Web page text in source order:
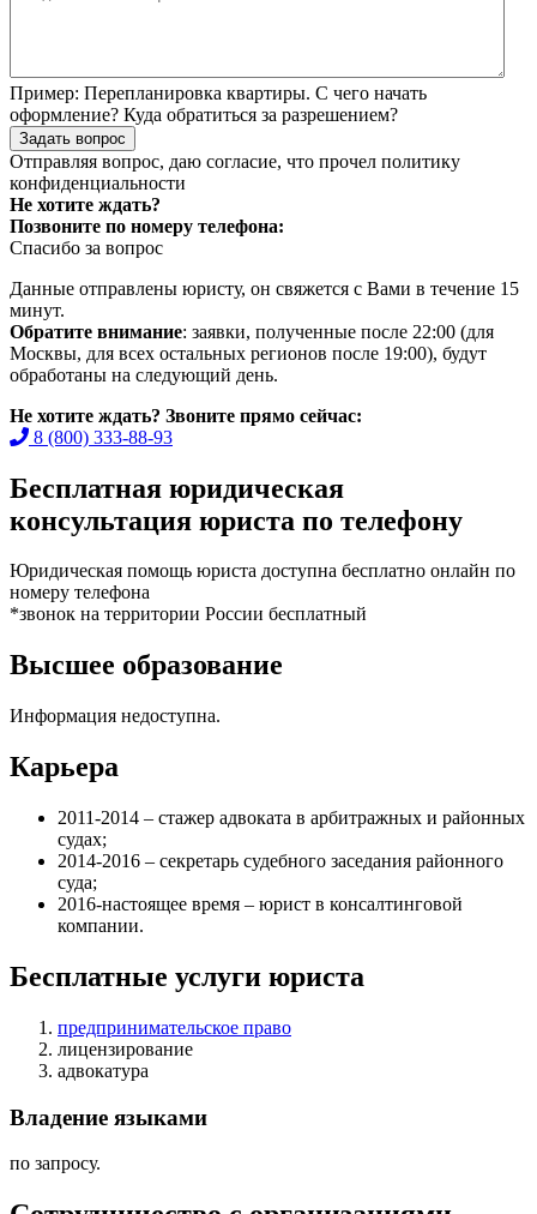
Пример: Перепланировка квартиры. С чего начать
оформление? Куда обратиться за разрешением?
Задать вопрос
Отправляя вопрос, даю согласие, что прочел политику
конфиденциальности
Не хотите ждать?
Позвоните по номеру телефона:
Спасибо за вопрос
Данные отправлены юристу, он свяжется с Вами в течение 15
минут.
Обратите внимание: заявки, полученные после 22:00 (для
Москвы, для всех остальных регионов после 19:00), будут
обработаны на следующий день.
Не хотите ждать? Звоните прямо сейчас:
8 (800) 333-88-93
Бесплатная юридическая
консультация юриста по телефону
Юридическая помощь юриста доступна бесплатно онлайн по
номеру телефона
*звонок на территории России бесплатный
Высшее образование
Информация недоступна.
Карьера
2011-2014 – стажер адвоката в арбитражных и районных
судах;
2014-2016 – секретарь судебного заседания районного
суда;
2016-настоящее время – юрист в консалтинговой
компании.
Бесплатные услуги юриста
предпринимательское право
лицензирование
адвокатура
Владение языками
по запросу.